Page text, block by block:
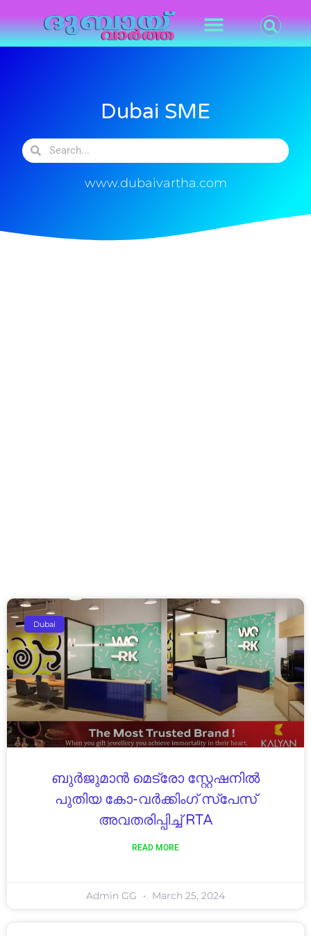
Dubai SME
www.dubaivartha.com
Dubai
ബുർജുമാൻ മെട്രോ സ്റ്റേഷനിൽ
പുതിയ കോ-വർക്കിംഗ് സ്പേസ്
അവതരിപ്പിച്ച് RTA
READ MORE
Admin GG March 25, 2024